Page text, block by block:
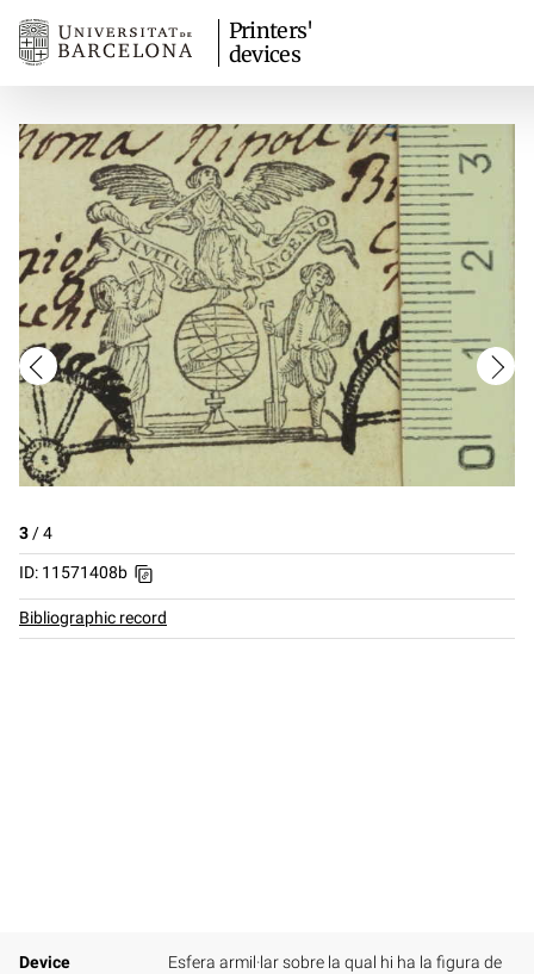
Printers'
devices
3/4
ID: 11571408b
Bibliographic record
Device
Esfera armil·lar sobre la qual hi ha la figura de